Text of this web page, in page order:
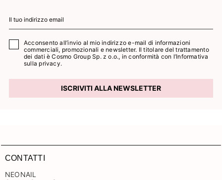
Acconsento all’invio al mio indirizzo e-mail di informazioni
commerciali, promozionali e newsletter. Il titolare del trattamento
dei dati è Cosmo Group Sp. z o.o., in conformità con l’Informativa
sulla privacy.
ISCRIVITI ALLA NEWSLETTER
CONTATTI
NEONAIL